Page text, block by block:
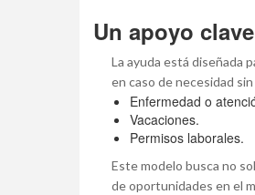
Un apoyo
La ayuda está diseñada
en caso de necesidad
Enfermedad o
Vacaciones.
Permisos laborales.
Este modelo busca no
de oportunidades en el